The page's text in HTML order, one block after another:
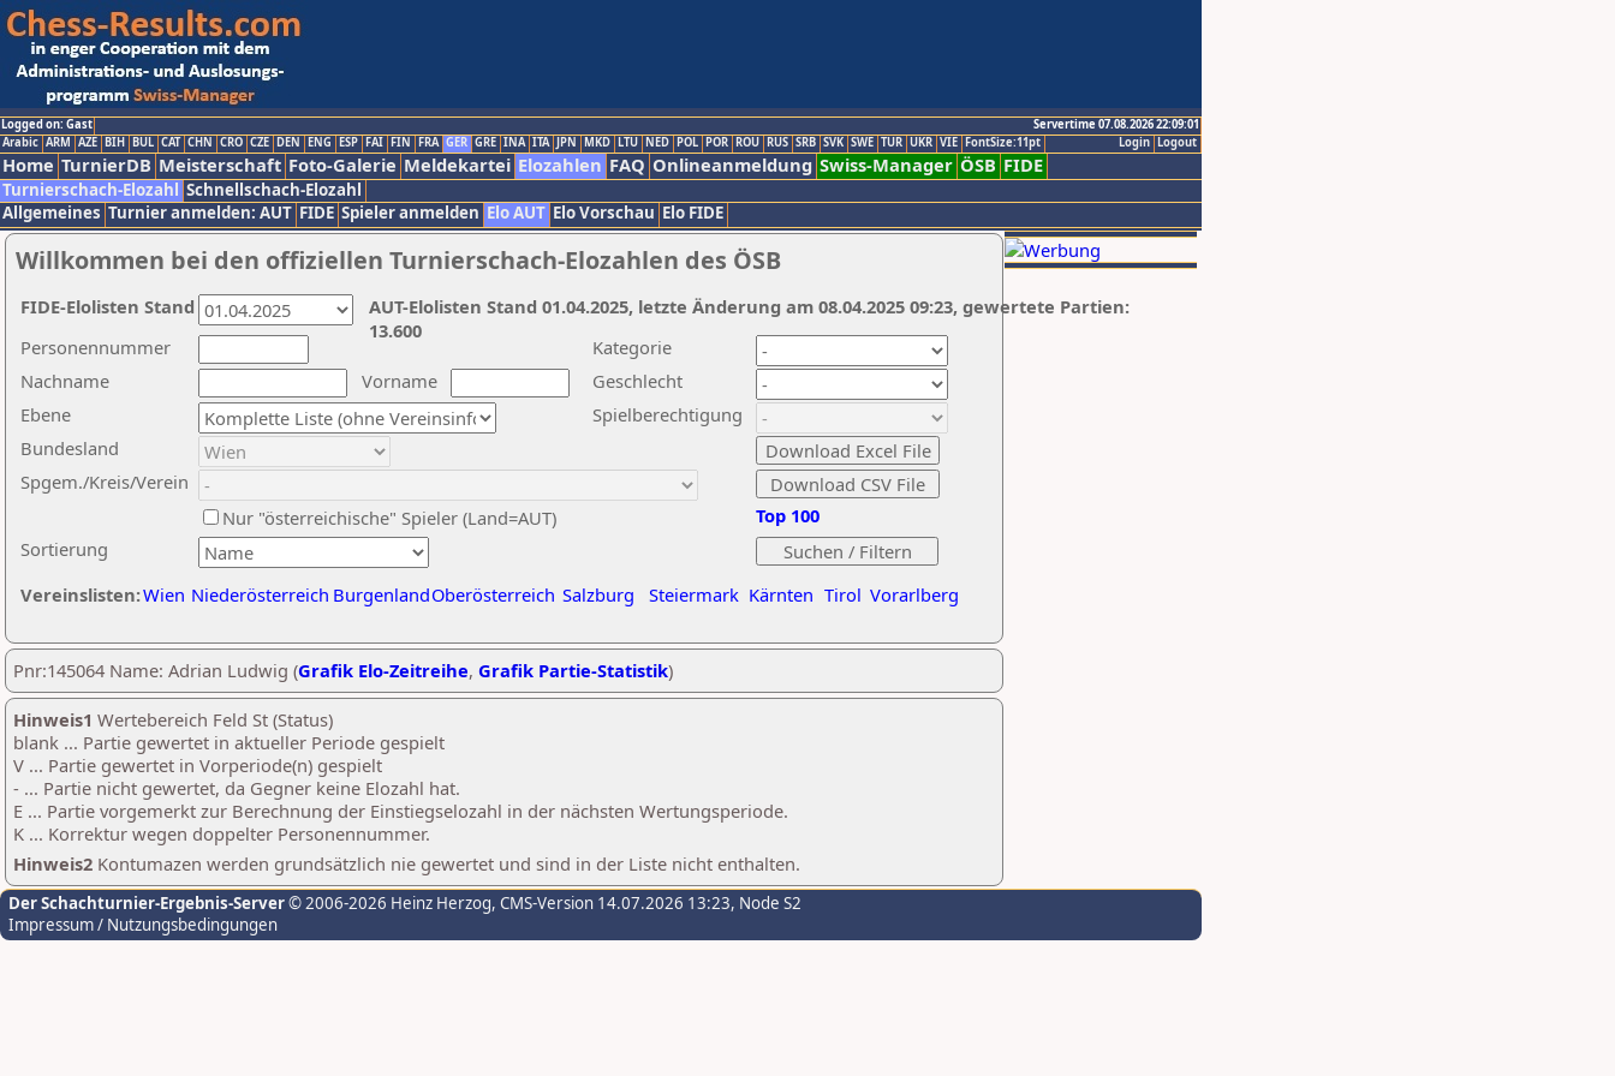
Logged on: Gast
Servertime 07.08.2026 22:09:01
Logout
Login
Arabic ARM AZE BIH BUL CAT CHN CRO CZE DEN ENG ESP FAI FIN FRA GER GRE INA ITA JPN MKD LTU NED POL POR ROU RUS SRB SVK SWE TUR UKR VIE FontSize:11pt
Home TurnierDB Meisterschaft Foto-Galerie Meldekartei Elozahlen FAQ Onlineanmeldung Swiss-Manager ÖSB FIDE
Turnierschach-Elozahl Schnellschach-Elozahl
Allgemeines Turnier anmelden: AUT FIDE Spieler anmelden Elo AUT Elo Vorschau Elo FIDE
Willkommen bei den offiziellen Turnierschach-Elozahlen des ÖSB
Nachname
Vorname
Ebene
Kategorie
Sortierung
Personennummer
Bundesland
Spgem./Kreis/Verein
Geschlecht
Nur "österreichische" Spieler (Land=AUT)
Spielberechtigung
Vereinslisten:Wien Niederösterreich BurgenlandOberösterreich Salzburg Steiermark Kärnten Tirol Vorarlberg
Top 100
AUT-Elolisten Stand 01.04.2025, letzte Änderung am 08.04.2025 09:23, gewertete Partien:
13.600
FIDE-Elolisten Stand
Pnr:145064 Name: Adrian Ludwig (Grafik Elo-Zeitreihe, Grafik Partie-Statistik)
Hinweis1 Wertebereich Feld St (Status)
blank ... Partie gewertet in aktueller Periode gespielt
V ... Partie gewertet in Vorperiode(n) gespielt
- ... Partie nicht gewertet, da Gegner keine Elozahl hat.
E ... Partie vorgemerkt zur Berechnung der Einstiegselozahl in der nächsten Wertungsperiode.
K ... Korrektur wegen doppelter Personennummer.
Hinweis2 Kontumazen werden grundsätzlich nie gewertet und sind in der Liste nicht enthalten.
Der Schachturnier-Ergebnis-Server© 2006-2026 Heinz Herzog, CMS-Version 14.07.2026 13:23, Node S2
Impressum / Nutzungsbedingungen